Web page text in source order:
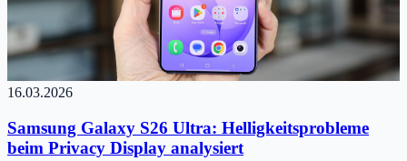
16.03.2026
Samsung Galaxy S26 Ultra: Helligkeitsprobleme
beim Privacy Display analysiert